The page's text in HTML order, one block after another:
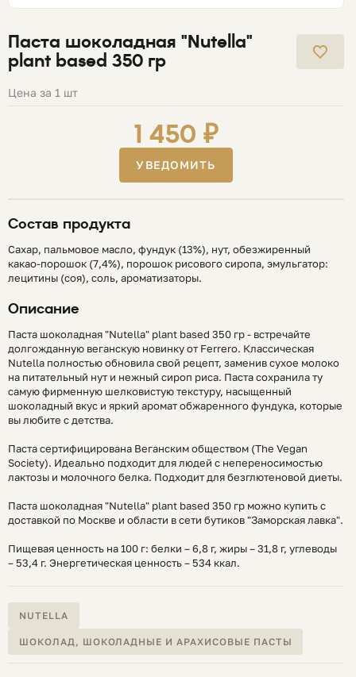
Паста шоколадная "Nutella"
plant based 350 гр
Цена за 1 шт
1 450 ₽
УВЕДОМИТЬ
Состав продукта
Сахар, пальмовое масло, фундук (13%), нут, обезжиренный
какао-порошок (7,4%), порошок рисового сиропа, эмульгатор:
лецитины (соя), соль, ароматизаторы.
Описание
Паста шоколадная "Nutella" plant based 350 гр - встречайте
долгожданную веганскую новинку от Ferrero. Классическая
Nutella полностью обновила свой рецепт, заменив сухое молоко
на питательный нут и нежный сироп риса. Паста сохранила ту
самую фирменную шелковистую текстуру, насыщенный
шоколадный вкус и яркий аромат обжаренного фундука, которые
вы любите с детства.
Паста сертифицирована Веганским обществом (The Vegan
Society). Идеально подходит для людей с непереносимостью
лактозы и молочного белка. Подходит для безглютеновой диеты.
Паста шоколадная "Nutella" plant based 350 гр можно купить с
доставкой по Москве и области в сети бутиков "Заморская лавка".
Пищевая ценность на 100 г: белки – 6,8 г, жиры – 31,8 г, углеводы
– 53,4 г. Энергетическая ценность – 534 ккал.
NUTELLA
ШОКОЛАД, ШОКОЛАДНЫЕ И АРАХИСОВЫЕ ПАСТЫ